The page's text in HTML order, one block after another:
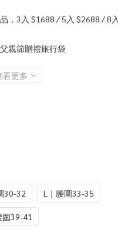
，3入 $1688 / 5入 $2688 / 8入
親節贈禮旅行袋
看更多
30-32 L｜腰圍33-35
圍39-41